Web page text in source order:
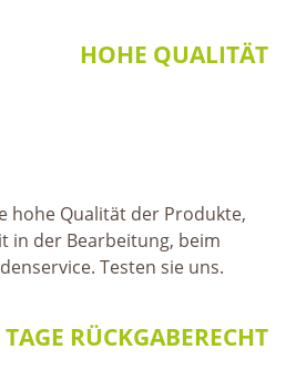
HOHE QUALITÄT
hohe Qualität der Produkte,
in der Bearbeitung, beim
Testen sie uns.
RÜCKGABERECHT